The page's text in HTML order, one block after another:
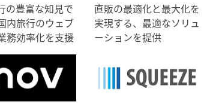
の豊富な知見で
内旅行のウェブ
務効率化を支援
直販の最適化と最大化を
実現する、最適なソリュ
ーションを提供